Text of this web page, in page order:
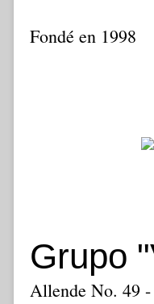
Fondé en 1998
Grupo
Allende No. 49 -